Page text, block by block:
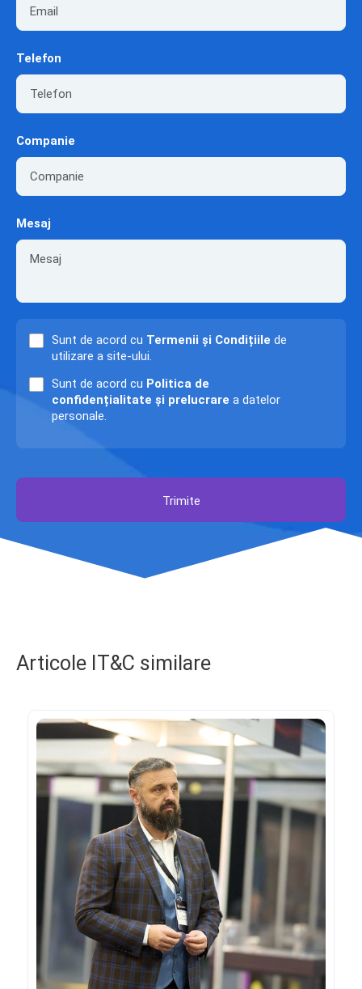
Telefon
Companie
Mesaj
Sunt de acord cu Termenii și Condițiile de
utilizare a site-ului.
Sunt de acord cu Politica de
confidențialitate și prelucrare a datelor
personale.
Trimite
Articole IT&C similare